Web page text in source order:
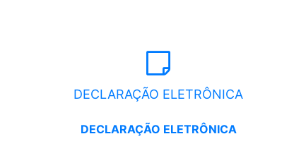
DECLARAÇÃO ELETRÔNICA
DECLARAÇÃO ELETRÔNICA